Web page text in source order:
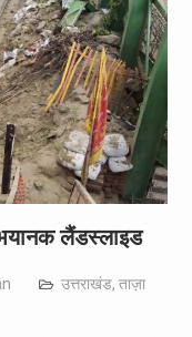
भयानक लैंडस्लाइड
उत्तराखंड, ताज़ा